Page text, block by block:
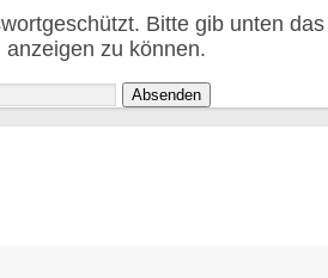
Bitte gib unten das
zu können.